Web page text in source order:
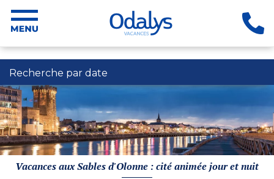
Recherche par date
Vacances aux Sables d'Olonne : cité animée jour et nuit